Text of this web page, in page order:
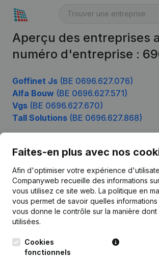
Aperçu des entreprises
numéro d'entreprise :
Goffinet Js (BE 0696.627.076)
Alfa Bouw (BE 0696.627.571)
Vgs (BE 0696.627.670)
Tall Solutions (BE 0696.627.868)
Faites-en plus avec nos
Afin d'optimiser votre expérience
Companyweb recueille des informations
vous utilisez ce site web. La politique en
vous permet de savoir quelles
vous donne le contrôle sur la manière dont
utilisées.
Cookies
fonctionnels
Français
Leuvensesteenweg
248D,
Produit